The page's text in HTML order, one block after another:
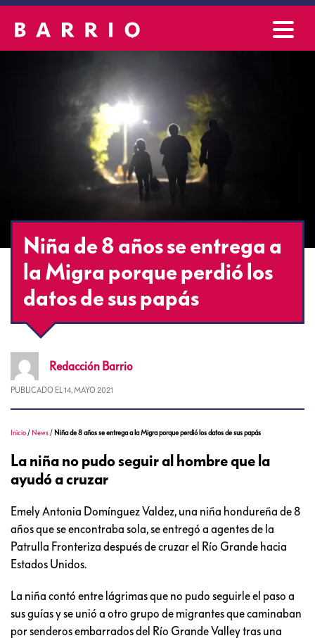
Niña de 8 años se entrega a
la Migra porque perdió los
datos de sus papás
Redacción Barrio
PUBLICADO EL 14, MAYO 2021
Inicio / News / Niña de 8 años se entrega a la Migra porque perdió los datos de sus papás
La niña no pudo seguir al hombre que la
ayudó a cruzar
Emely Antonia Domínguez Valdez, una niña hondureña de 8
años que se encontraba sola, se entregó a agentes de la
Patrulla Fronteriza después de cruzar el Río Grande hacia
Estados Unidos.
La niña contó entre lágrimas que no pudo seguirle el paso a
sus guías y se unió a otro grupo de migrantes que caminaban
por senderos embarrados del Río Grande Valley tras una